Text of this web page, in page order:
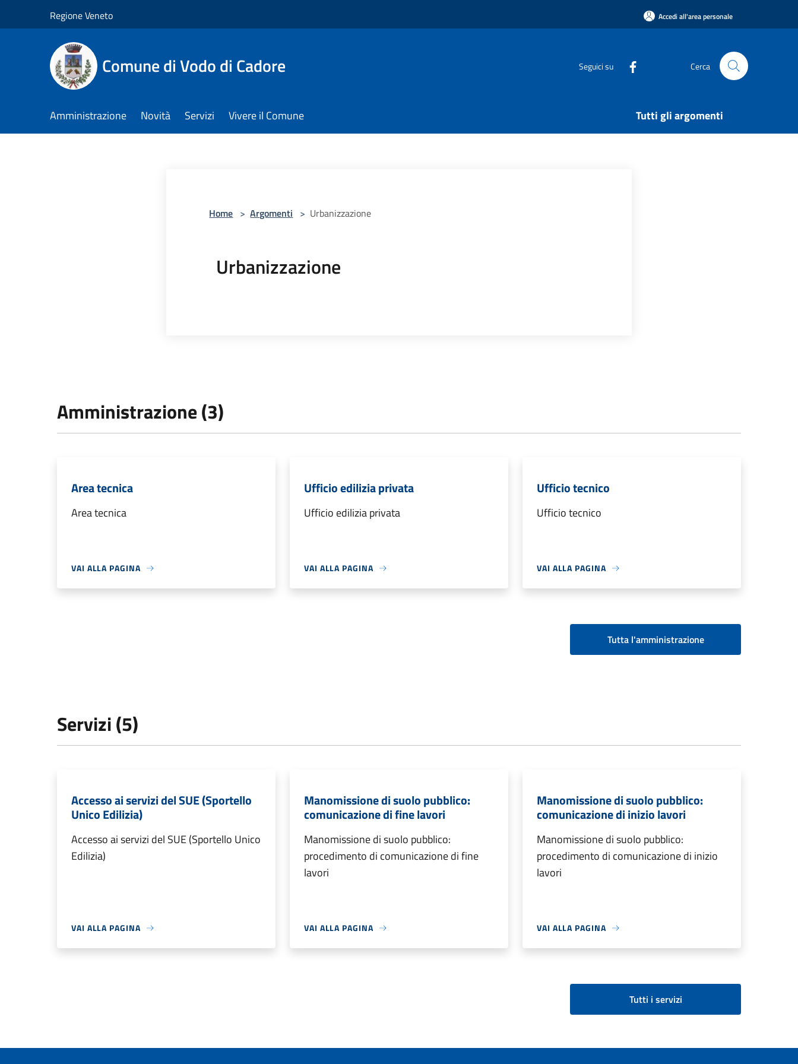
Regione Veneto Accedi all'area personale
Comune di Vodo di Cadore Seguici su Cerca
Amministrazione Novità Servizi Vivere il Comune Tutti gli argomenti
Home > Argomenti > Urbanizzazione
Urbanizzazione
Amministrazione (3)
Area tecnica
Area tecnica
VAI ALLA PAGINA
Ufficio edilizia privata
Ufficio edilizia privata
VAI ALLA PAGINA
Ufficio tecnico
Ufficio tecnico
VAI ALLA PAGINA
Tutta l'amministrazione
Servizi (5)
Accesso ai servizi del SUE (Sportello
Unico Edilizia)
Accesso ai servizi del SUE (Sportello Unico
Edilizia)
VAI ALLA PAGINA
Manomissione di suolo pubblico:
comunicazione di fine lavori
Manomissione di suolo pubblico:
procedimento di comunicazione di fine
lavori
VAI ALLA PAGINA
Manomissione di suolo pubblico:
comunicazione di inizio lavori
Manomissione di suolo pubblico:
procedimento di comunicazione di inizio
lavori
VAI ALLA PAGINA
Tutti i servizi